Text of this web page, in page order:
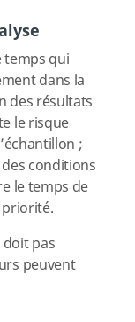
temps qui
dans la
des résultats
le risque
;
conditions
le temps de
priorité.
pas
peuvent